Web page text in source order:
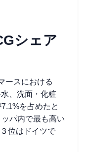
シェア
ースにおける
、洗面・化粧
を占めたと
パ内で最も高い
位はドイツで